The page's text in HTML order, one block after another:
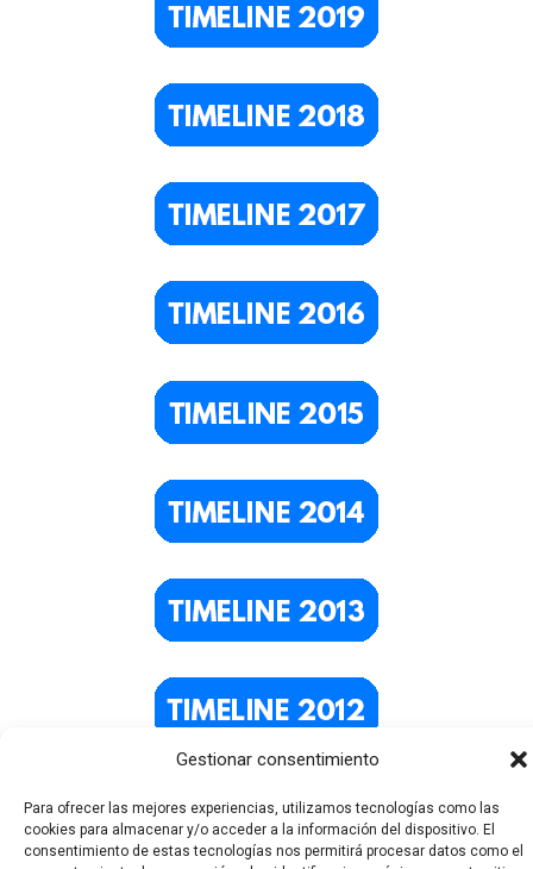
Gestionar consentimiento
Para ofrecer las mejores experiencias, utilizamos tecnologías como las
cookies para almacenar y/o acceder a la información del dispositivo. El
consentimiento de estas tecnologías nos permitirá procesar datos como el